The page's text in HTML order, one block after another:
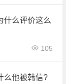
什么评价这么
105
么他被韩信?